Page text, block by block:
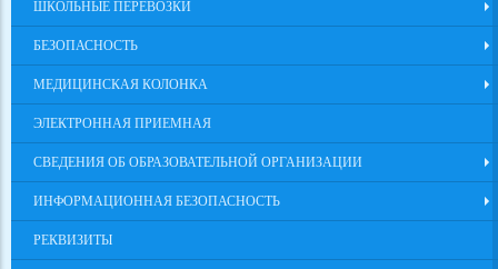
ШКОЛЬНЫЕ ПЕРЕВОЗКИ
БЕЗОПАСНОСТЬ
МЕДИЦИНСКАЯ КОЛОНКА
ЭЛЕКТРОННАЯ ПРИЕМНАЯ
СВЕДЕНИЯ ОБ ОБРАЗОВАТЕЛЬНОЙ ОРГАНИЗАЦИИ
ИНФОРМАЦИОННАЯ БЕЗОПАСНОСТЬ
РЕКВИЗИТЫ